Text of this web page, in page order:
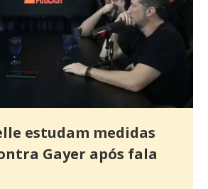
estudam medidas
Gayer após fala